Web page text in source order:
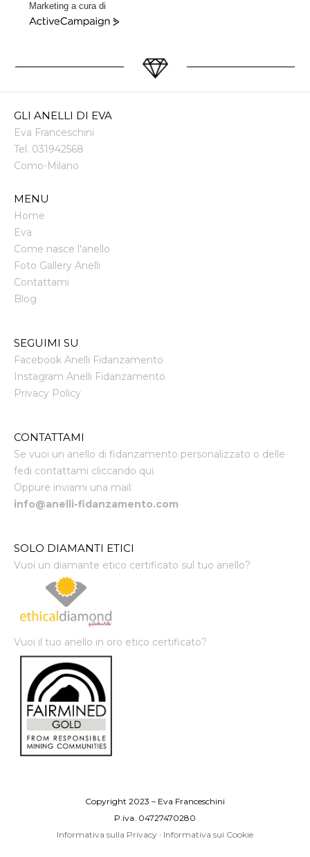
Marketing a cura di
ActiveCampaign
GLI ANELLI DI EVA
Eva Franceschini
Tel. 031942568
Como-Milano
MENU
Home
Eva
Come nasce l'anello
Foto Gallery Anelli
Contattami
Blog
SEGUIMI SU
Facebook Anelli Fidanzamento
Instagram Anelli Fidanzamento
Privacy Policy
CONTATTAMI
Se vuoi un anello di fidanzamento personalizzato o delle
fedi contattami cliccando qui.
Oppure inviami una mail:
info@anelli-fidanzamento.com
SOLO DIAMANTI ETICI
Vuoi un diamante etico certificato sul tuo anello?
Vuoi il tuo anello in oro etico certificato?
Copyright 2023 – Eva Franceschini
P.iva. 04727470280
Informativa sulla Privacy · Informativa sui Cookie